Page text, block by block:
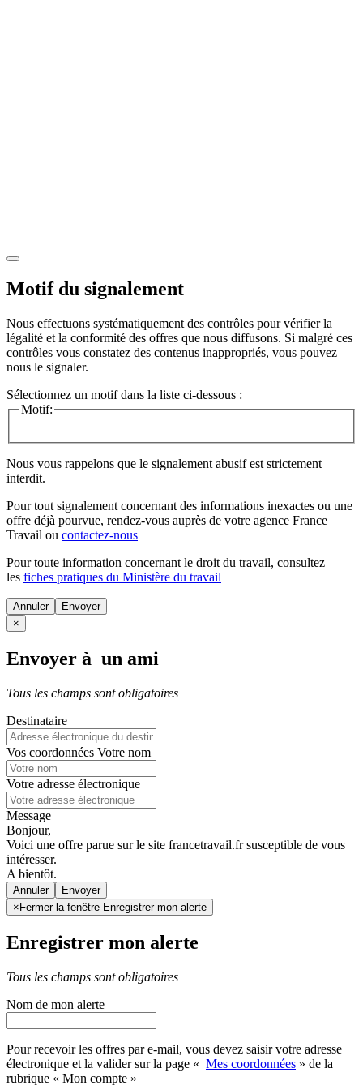
Motif du signalement
Nous effectuons systématiquement des contrôles pour vérifier la
légalité et la conformité des offres que nous diffusons. Si malgré ces
contrôles vous constatez des contenus inappropriés, vous pouvez
nous le signaler.
Sélectionnez un motif dans la liste ci-dessous :
Motif:
Nous vous rappelons que le signalement abusif est strictement
interdit.
Pour tout signalement concernant des informations inexactes ou une
offre déjà pourvue, rendez-vous auprès de votre agence France
Travail ou contactez-nous
Pour toute information concernant le droit du travail, consultez
les fiches pratiques du Ministère du travail
Annuler
×
Envoyer à un ami
Tous les champs sont obligatoires
Destinataire
Vos coordonnées Votre nom
Votre adresse électronique
Message
Bonjour,
Voici une offre parue sur le site francetravail.fr susceptible de vous
intéresser.
A bientôt.
Annuler
× Fermer la fenêtre Enregistrer mon alerte
Enregistrer mon alerte
Tous les champs sont obligatoires
Nom de mon alerte
Pour recevoir les offres par e-mail, vous devez saisir votre adresse
électronique et la valider sur la page « Mes coordonnées » de la
rubrique « Mon compte »